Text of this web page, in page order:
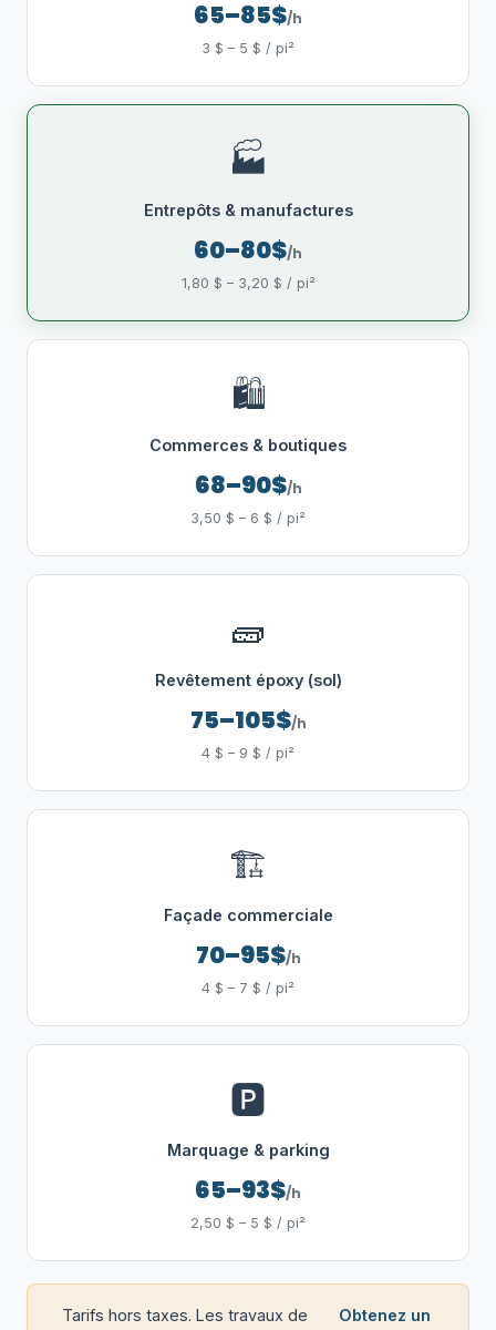
65–85$/h
3 $ – 5 $ / pi²
🏭
Entrepôts & manufactures
60–80$/h
1,80 $ – 3,20 $ / pi²
🛍️
Commerces & boutiques
68–90$/h
3,50 $ – 6 $ / pi²
🧱
Revêtement époxy (sol)
75–105$/h
4 $ – 9 $ / pi²
🏗️
Façade commerciale
70–95$/h
4 $ – 7 $ / pi²
🅿️
Marquage & parking
65–93$/h
2,50 $ – 5 $ / pi²
Tarifs hors taxes. Les travaux de
Obtenez un